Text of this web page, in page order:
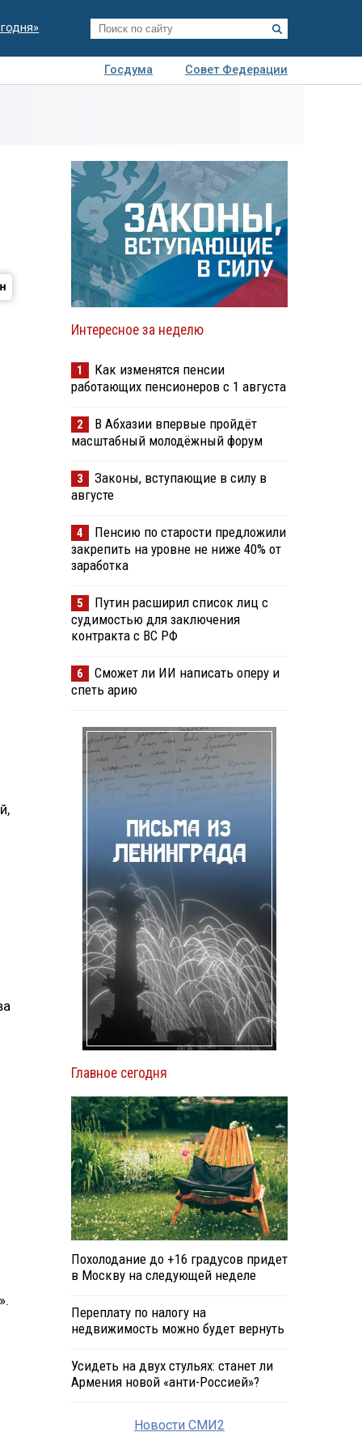
Госдума
Совет Федерации
Интересное за неделю
1
Как изменятся пенсии
работающих пенсионеров с 1 августа
2
В Абхазии впервые пройдёт
масштабный молодёжный форум
3
Законы, вступающие в силу в
августе
4
Пенсию по старости предложили
закрепить на уровне не ниже 40% от
заработка
5
Путин расширил список лиц с
судимостью для заключения
контракта с ВС РФ
6
Сможет ли ИИ написать оперу и
спеть арию
Главное сегодня
Похолодание до +16 градусов придет
в Москву на следующей неделе
Переплату по налогу на
недвижимость можно будет вернуть
Усидеть на двух стульях: станет ли
Армения новой «анти-Россией»?
Новости СМИ2